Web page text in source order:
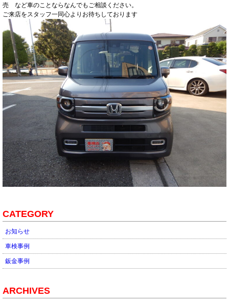
売 など車のことならなんでもご相談ください。
ご来店をスタッフ一同心よりお待ちしております
CATEGORY
お知らせ
車検事例
鈑金事例
ARCHIVES